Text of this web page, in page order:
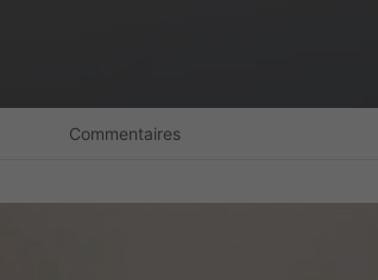
Commentaires